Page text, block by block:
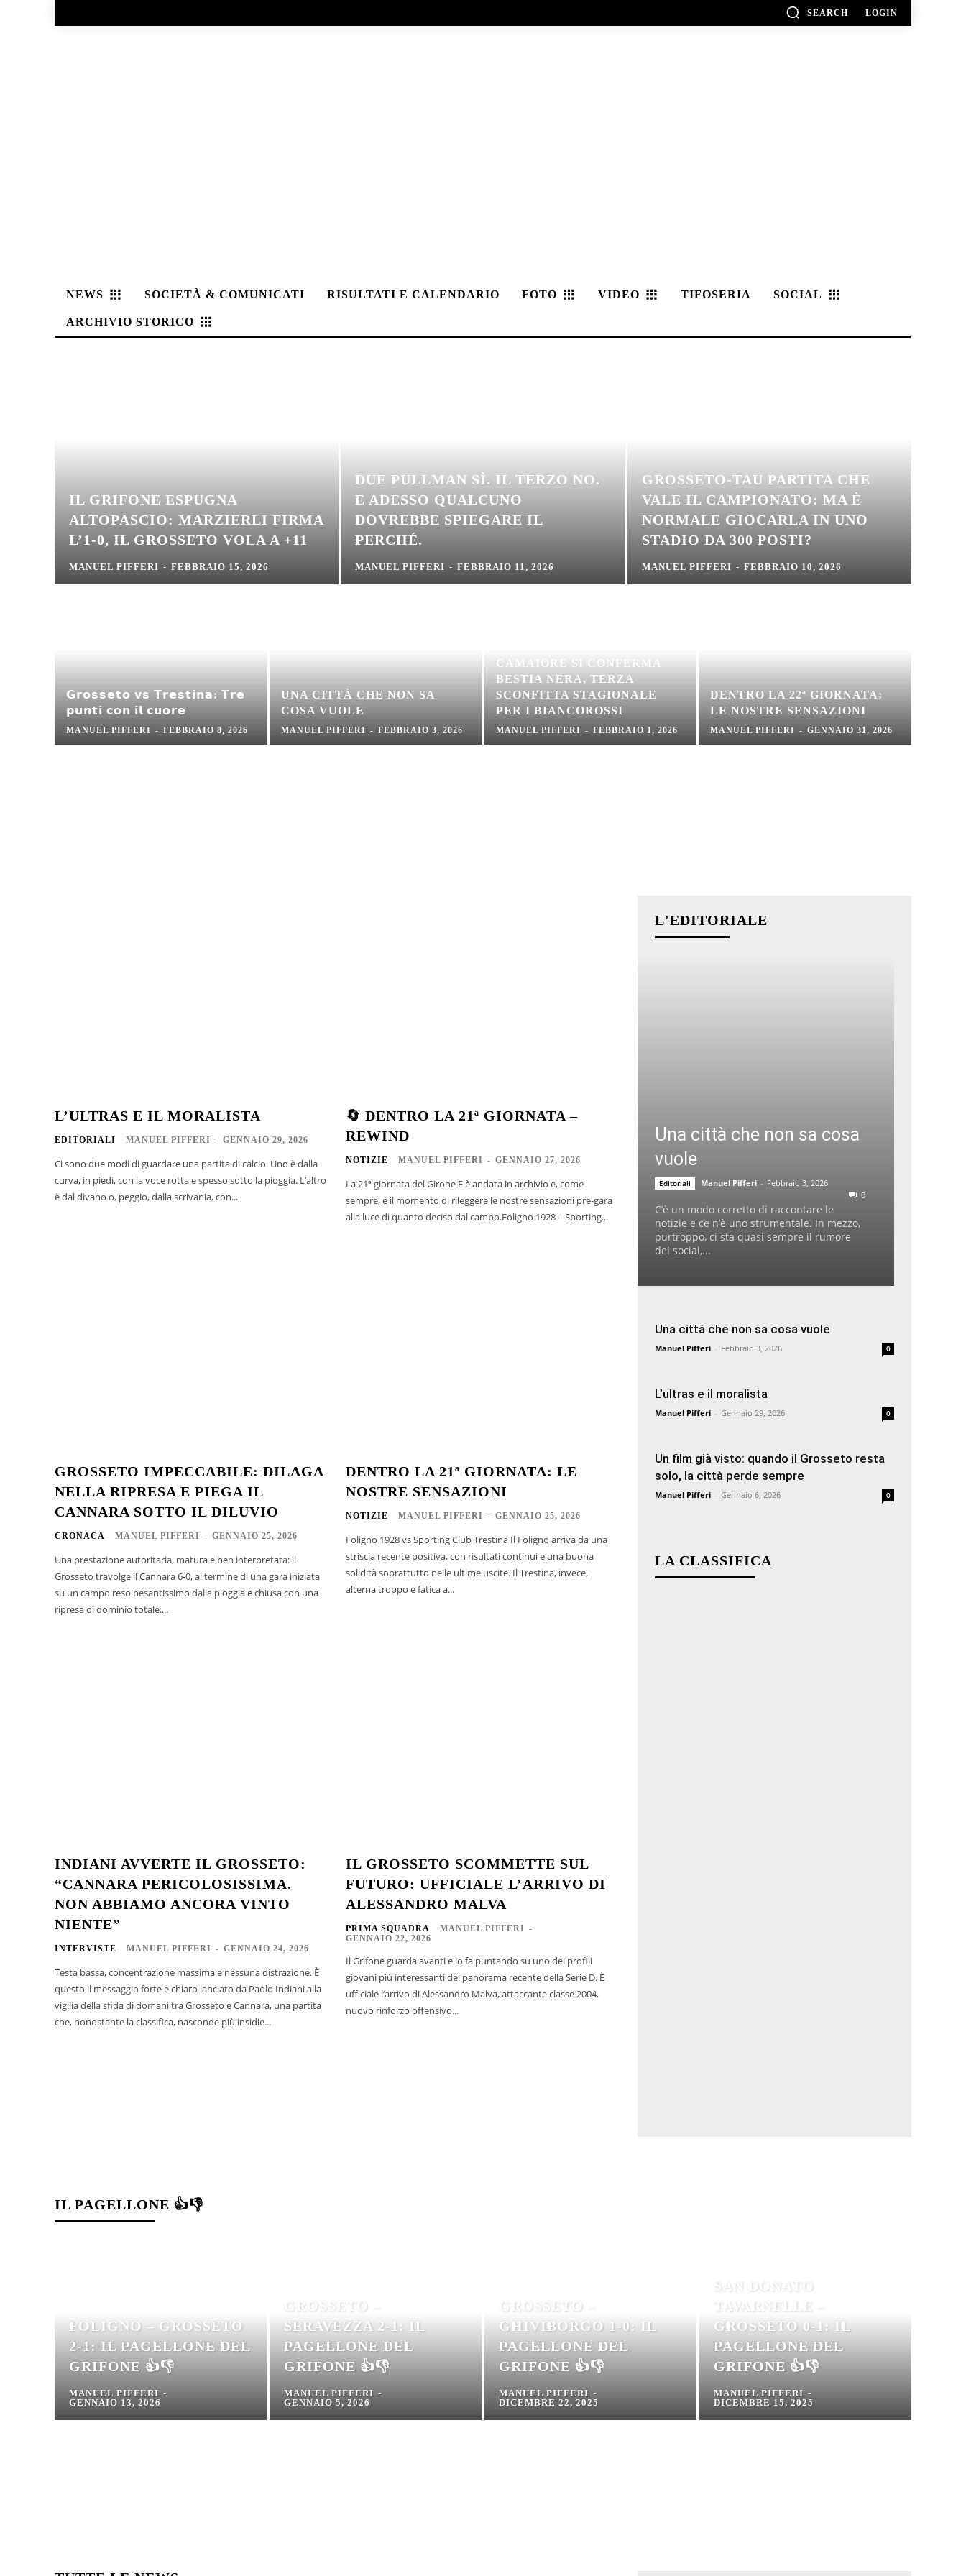
SEARCH LOGIN
NEWS SOCIETÀ & COMUNICATI RISULTATI E CALENDARIO FOTO VIDEO TIFOSERIA SOCIAL
ARCHIVIO STORICO
IL GRIFONE ESPUGNA
ALTOPASCIO: MARZIERLI FIRMA
L’1-0, IL GROSSETO VOLA A +11
MANUEL PIFFERI - FEBBRAIO 15, 2026
DUE PULLMAN SÌ. IL TERZO NO.
E ADESSO QUALCUNO
DOVREBBE SPIEGARE IL
PERCHÉ.
MANUEL PIFFERI - FEBBRAIO 11, 2026
GROSSETO-TAU PARTITA CHE
VALE IL CAMPIONATO: MA È
NORMALE GIOCARLA IN UNO
STADIO DA 300 POSTI?
MANUEL PIFFERI - FEBBRAIO 10, 2026
𝗚𝗿𝗼𝘀𝘀𝗲𝘁𝗼 𝘃𝘀 𝗧𝗿𝗲𝘀𝘁𝗶𝗻𝗮: 𝗧𝗿𝗲
𝗽𝘂𝗻𝘁𝗶 𝗰𝗼𝗻 𝗶𝗹 𝗰𝘂𝗼𝗿𝗲
MANUEL PIFFERI - FEBBRAIO 8, 2026
UNA CITTÀ CHE NON SA
COSA VUOLE
MANUEL PIFFERI - FEBBRAIO 3, 2026
CAMAIORE SI CONFERMA
BESTIA NERA, TERZA
SCONFITTA STAGIONALE
PER I BIANCOROSSI
MANUEL PIFFERI - FEBBRAIO 1, 2026
DENTRO LA 22ª GIORNATA:
LE NOSTRE SENSAZIONI
MANUEL PIFFERI - GENNAIO 31, 2026
L’ULTRAS E IL MORALISTA
EDITORIALI MANUEL PIFFERI - GENNAIO 29, 2026
Ci sono due modi di guardare una partita di calcio. Uno è dalla
curva, in piedi, con la voce rotta e spesso sotto la pioggia. L’altro
è dal divano o, peggio, dalla scrivania, con...
🔄 DENTRO LA 21ª GIORNATA –
REWIND
NOTIZIE MANUEL PIFFERI - GENNAIO 27, 2026
La 21ª giornata del Girone E è andata in archivio e, come
sempre, è il momento di rileggere le nostre sensazioni pre-gara
alla luce di quanto deciso dal campo.Foligno 1928 – Sporting...
GROSSETO IMPECCABILE: DILAGA
NELLA RIPRESA E PIEGA IL
CANNARA SOTTO IL DILUVIO
CRONACA MANUEL PIFFERI - GENNAIO 25, 2026
Una prestazione autoritaria, matura e ben interpretata: il
Grosseto travolge il Cannara 6-0, al termine di una gara iniziata
su un campo reso pesantissimo dalla pioggia e chiusa con una
ripresa di dominio totale....
DENTRO LA 21ª GIORNATA: LE
NOSTRE SENSAZIONI
NOTIZIE MANUEL PIFFERI - GENNAIO 25, 2026
Foligno 1928 vs Sporting Club Trestina Il Foligno arriva da una
striscia recente positiva, con risultati continui e una buona
solidità soprattutto nelle ultime uscite. Il Trestina, invece,
alterna troppo e fatica a...
INDIANI AVVERTE IL GROSSETO:
“CANNARA PERICOLOSISSIMA.
NON ABBIAMO ANCORA VINTO
NIENTE”
INTERVISTE MANUEL PIFFERI - GENNAIO 24, 2026
Testa bassa, concentrazione massima e nessuna distrazione. È
questo il messaggio forte e chiaro lanciato da Paolo Indiani alla
vigilia della sfida di domani tra Grosseto e Cannara, una partita
che, nonostante la classifica, nasconde più insidie...
IL GROSSETO SCOMMETTE SUL
FUTURO: UFFICIALE L’ARRIVO DI
ALESSANDRO MALVA
PRIMA SQUADRA MANUEL PIFFERI -
GENNAIO 22, 2026
Il Grifone guarda avanti e lo fa puntando su uno dei profili
giovani più interessanti del panorama recente della Serie D. È
ufficiale l’arrivo di Alessandro Malva, attaccante classe 2004,
nuovo rinforzo offensivo...
L'EDITORIALE
Una città che non sa cosa
vuole
Editoriali Manuel Pifferi - Febbraio 3, 2026
0
C’è un modo corretto di raccontare le
notizie e ce n’è uno strumentale. In mezzo,
purtroppo, ci sta quasi sempre il rumore
dei social,...
Una città che non sa cosa vuole
Manuel Pifferi - Febbraio 3, 2026 0
L’ultras e il moralista
Manuel Pifferi - Gennaio 29, 2026 0
Un film già visto: quando il Grosseto resta
solo, la città perde sempre
Manuel Pifferi - Gennaio 6, 2026 0
LA CLASSIFICA
IL PAGELLONE 👍👎
FOLIGNO – GROSSETO
2-1: IL PAGELLONE DEL
GRIFONE 👍👎
MANUEL PIFFERI -
GENNAIO 13, 2026
GROSSETO –
SERAVEZZA 2-1: IL
PAGELLONE DEL
GRIFONE 👍👎
MANUEL PIFFERI -
GENNAIO 5, 2026
GROSSETO –
GHIVIBORGO 1-0: IL
PAGELLONE DEL
GRIFONE 👍👎
MANUEL PIFFERI -
DICEMBRE 22, 2025
SAN DONATO
TAVARNELLE –
GROSSETO 0-1: IL
PAGELLONE DEL
GRIFONE 👍👎
MANUEL PIFFERI -
DICEMBRE 15, 2025